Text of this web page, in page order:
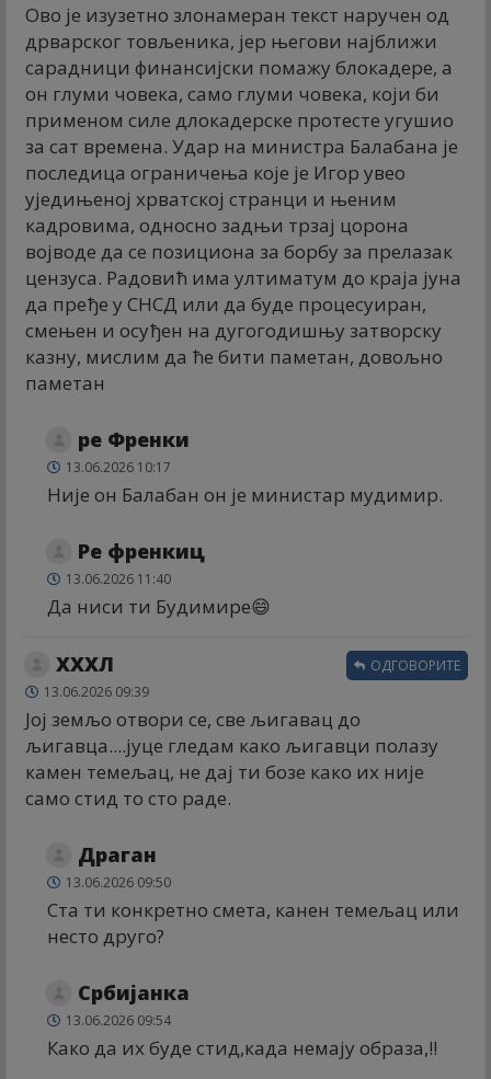
Ово је изузетно злонамеран текст наручен од
дрварског товљеника, јер његови најближи
сарадници финансијски помажу блокадере, а
он глуми човека, само глуми човека, који би
применом силе длокадерске протесте угушио
за сат времена. Удар на министра Балабана је
последица ограничења које је Игор увео
уједињеној хрватској странци и њеним
кадровима, односно задњи трзај цорона
војводе да се позициона за борбу за прелазак
цензуса. Радовић има ултиматум до краја јуна
да пређе у СНСД или да буде процесуиран,
смењен и осуђен на дугогодишњу затворску
казну, мислим да ће бити паметан, довољно
паметан
ре Френки
13.06.2026 10:17
Није он Балабан он је министар мудимир.
Ре френкиц
13.06.2026 11:40
Да ниси ти Будимире😄
XXXЛ
13.06.2026 09:39
Јој земљо отвори се, све љигавац до
љигавца....јуце гледам како љигавци полазу
камен темељац, не дај ти бозе како их није
само стид то сто раде.
ОДГОВОРИТЕ
Драган
13.06.2026 09:50
Ста ти конкретно смета, канен темељац или
несто дрyго?
Србијанка
13.06.2026 09:54
Како да их буде стид,када немају образа,!!